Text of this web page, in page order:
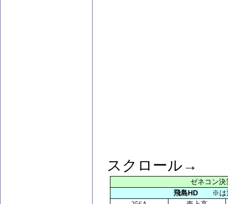
スクロール→
ゼネコン
飛島HD
※は